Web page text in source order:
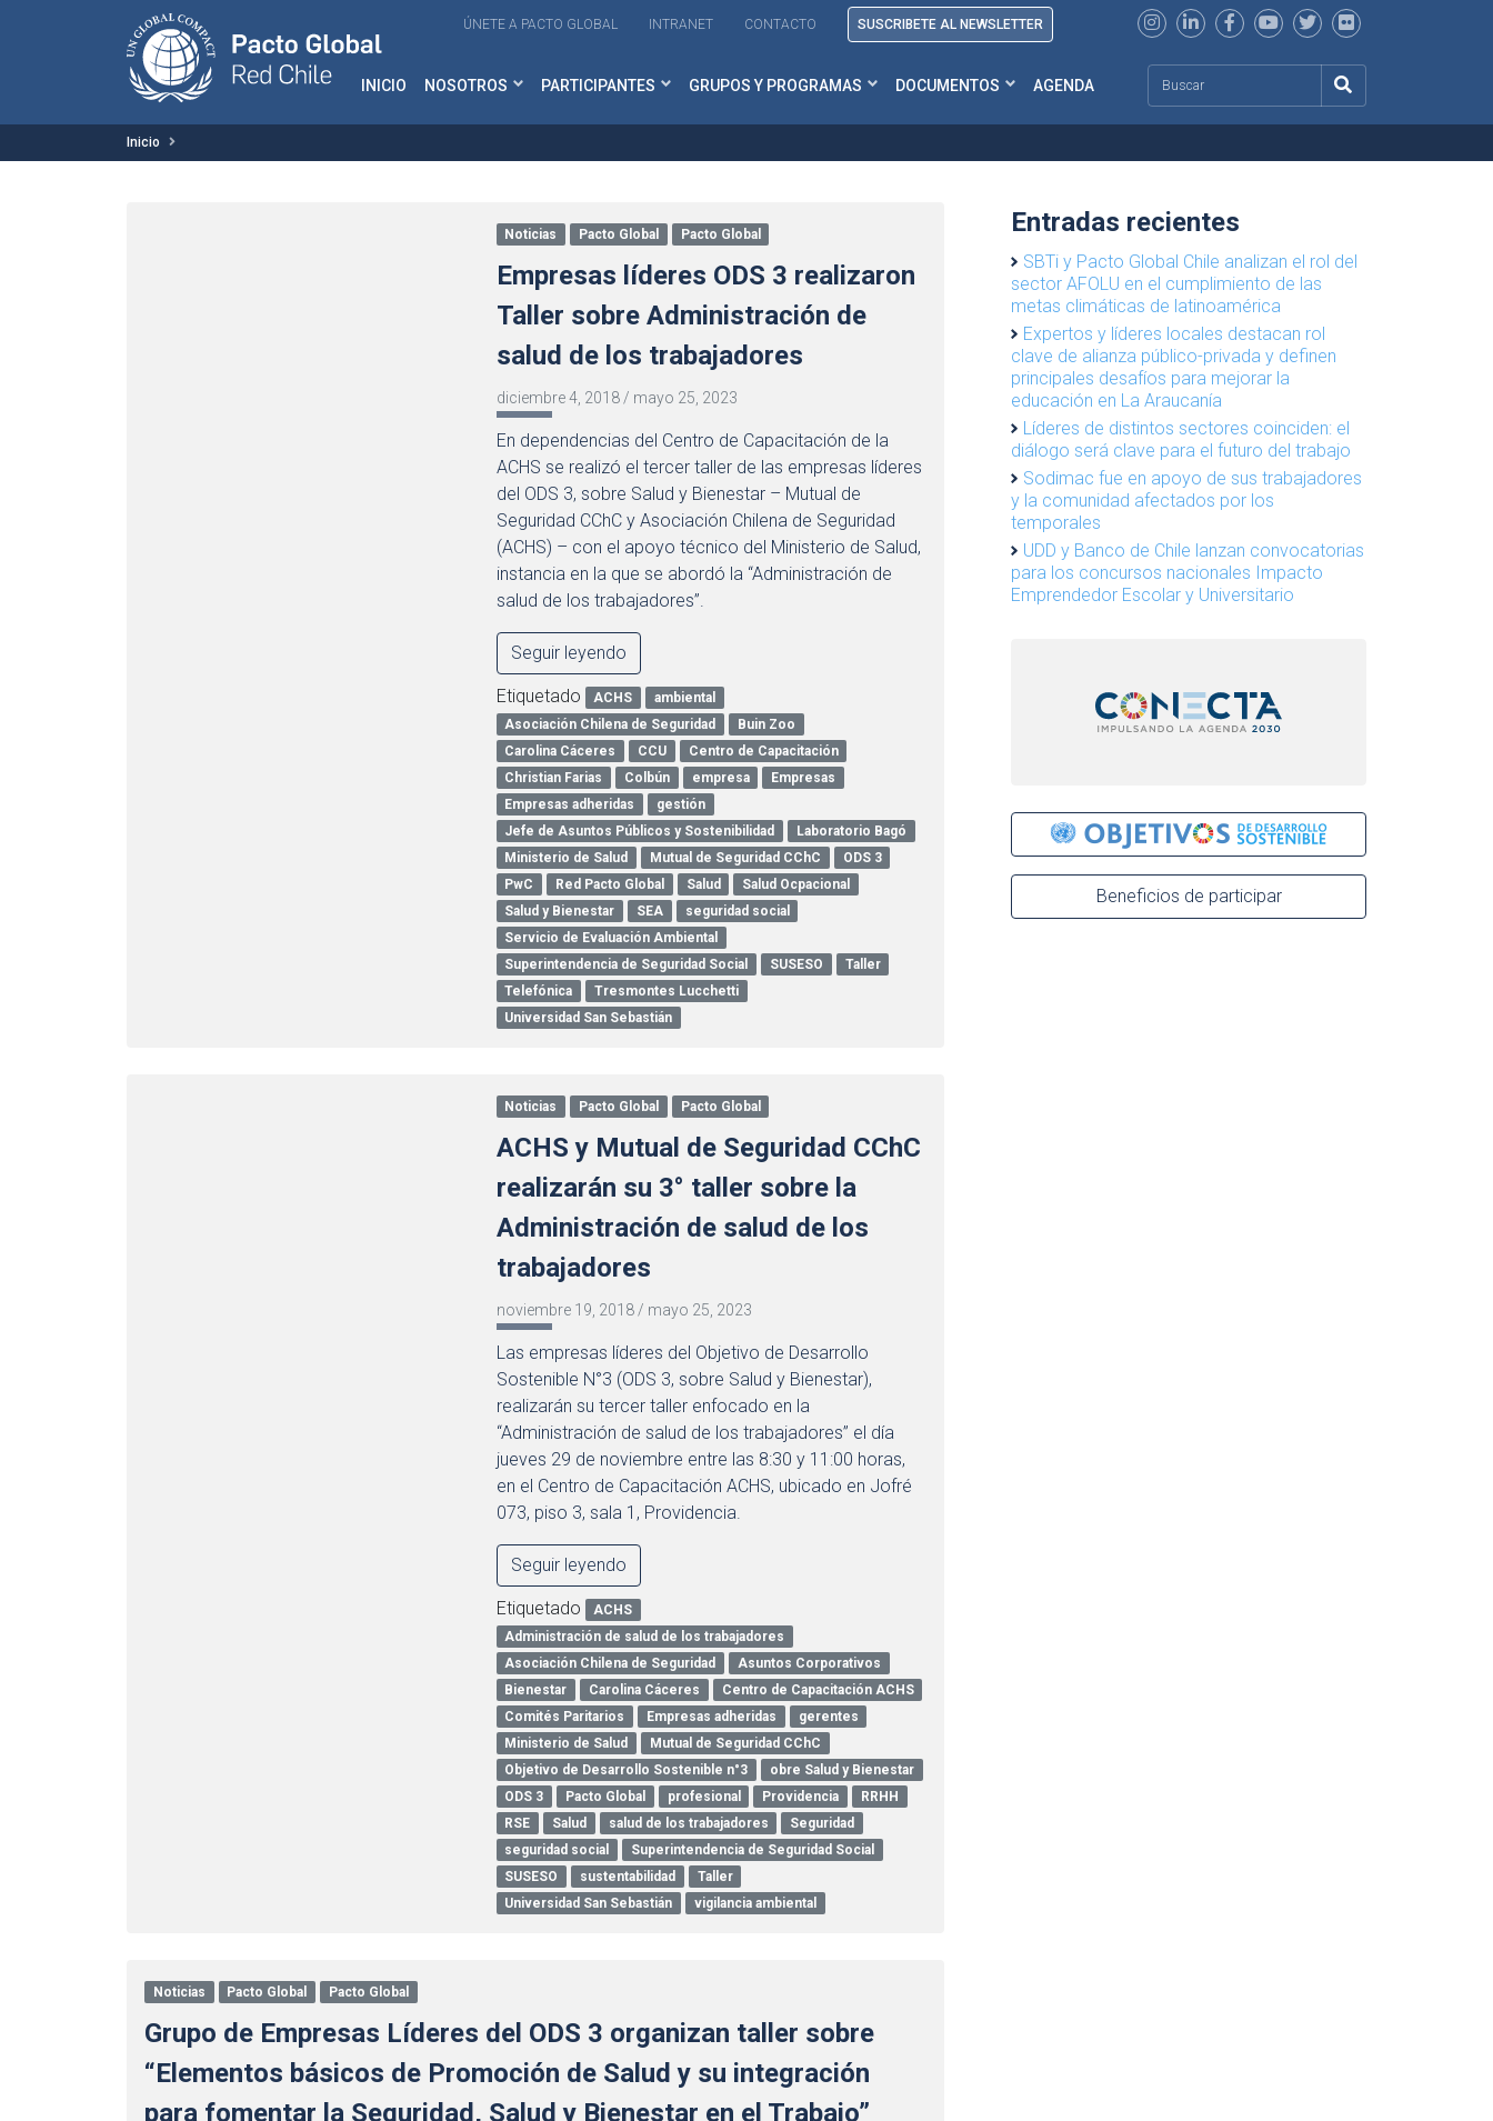
ÚNETE A PACTO GLOBAL INTRANET CONTACTO SUSCRIBETE AL NEWSLETTER
INICIO NOSOTROS PARTICIPANTES GRUPOS Y PROGRAMAS DOCUMENTOS AGENDA
Inicio
Noticias Pacto Global Pacto Global
Empresas líderes ODS 3 realizaron
Taller sobre Administración de
salud de los trabajadores
diciembre 4, 2018 / mayo 25, 2023
En dependencias del Centro de Capacitación de la
ACHS se realizó el tercer taller de las empresas líderes
del ODS 3, sobre Salud y Bienestar – Mutual de
Seguridad CChC y Asociación Chilena de Seguridad
(ACHS) – con el apoyo técnico del Ministerio de Salud,
instancia en la que se abordó la “Administración de
salud de los trabajadores”.
Seguir leyendo
Etiquetado ACHS
ambiental
Asociación Chilena de Seguridad
Buin Zoo
Carolina Cáceres
CCU
Centro de Capacitación
Christian Farias
Colbún empresa
Empresas
Empresas adheridas
gestión
Jefe de Asuntos Públicos y Sostenibilidad
Laboratorio Bagó
Ministerio de Salud
Mutual de Seguridad CChC
ODS 3
PwC
Red Pacto Global Salud
Salud Ocpacional
Salud y Bienestar
SEA
seguridad social
Servicio de Evaluación Ambiental
Superintendencia de Seguridad Social
SUSESO
Taller
Telefónica
Tresmontes Lucchetti
Universidad San Sebastián
Noticias Pacto Global Pacto Global
ACHS y Mutual de Seguridad CChC
realizarán su 3° taller sobre la
Administración de salud de los
trabajadores
noviembre 19, 2018 / mayo 25, 2023
Las empresas líderes del Objetivo de Desarrollo
Sostenible N°3 (ODS 3, sobre Salud y Bienestar),
realizarán su tercer taller enfocado en la
“Administración de salud de los trabajadores” el día
jueves 29 de noviembre entre las 8:30 y 11:00 horas,
en el Centro de Capacitación ACHS, ubicado en Jofré
073, piso 3, sala 1, Providencia.
Seguir leyendo
Etiquetado
ACHS
Administración de salud de los trabajadores
Asociación Chilena de Seguridad
Asuntos Corporativos
Bienestar
Carolina Cáceres
Centro de Capacitación ACHS
Comités Paritarios
Empresas adheridas
gerentes
Ministerio de Salud
Mutual de Seguridad CChC
Objetivo de Desarrollo Sostenible n°3
obre Salud y Bienestar
ODS 3
Pacto Global profesional Providencia
RRHH
RSE
Salud salud de los trabajadores
Seguridad
seguridad social
Superintendencia de Seguridad Social
SUSESO
sustentabilidad
Taller
Universidad San Sebastián
vigilancia ambiental
Noticias Pacto Global Pacto Global
Grupo de Empresas Líderes del ODS 3 organizan taller sobre
“Elementos básicos de Promoción de Salud y su integración
para fomentar la Seguridad, Salud y Bienestar en el Trabajo”
Entradas recientes
SBTi y Pacto Global Chile analizan el rol del
sector AFOLU en el cumplimiento de las
metas climáticas de latinoamérica
Expertos y líderes locales destacan rol
clave de alianza público-privada y definen
principales desafíos para mejorar la
educación en La Araucanía
Líderes de distintos sectores coinciden: el
diálogo será clave para el futuro del trabajo
Sodimac fue en apoyo de sus trabajadores
y la comunidad afectados por los
temporales
UDD y Banco de Chile lanzan convocatorias
para los concursos nacionales Impacto
Emprendedor Escolar y Universitario
Beneficios de participar